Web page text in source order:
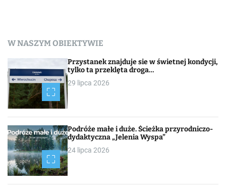
W NASZYM OBIEKTYWIE
Przystanek znajduje sie w świetnej kondycji,
tylko ta przeklęta droga…
29 lipca 2026
Podróże małe i duże. Ścieżka przyrodniczo-
dydaktyczna „Jelenia Wyspa”
24 lipca 2026